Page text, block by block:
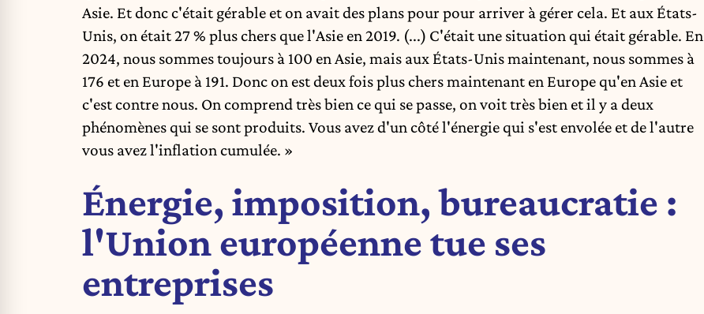
Asie. Et donc c'était gérable et on avait des plans pour pour arriver à gérer cela. Et aux États-
Unis, on était 27 % plus chers que l'Asie en 2019. (...) C'était une situation qui était gérable. En
2024, nous sommes toujours à 100 en Asie, mais aux États-Unis maintenant, nous sommes à
176 et en Europe à 191. Donc on est deux fois plus chers maintenant en Europe qu'en Asie et
c'est contre nous. On comprend très bien ce qui se passe, on voit très bien et il y a deux
phénomènes qui se sont produits. Vous avez d'un côté l'énergie qui s'est envolée et de l'autre
vous avez l'inflation cumulée. »
Énergie, imposition, bureaucratie :
l'Union européenne tue ses
entreprises